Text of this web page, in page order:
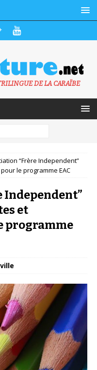
DE LA CARAÏBE
“Frère Independent”
le programme EAC
Independent”
et
programme